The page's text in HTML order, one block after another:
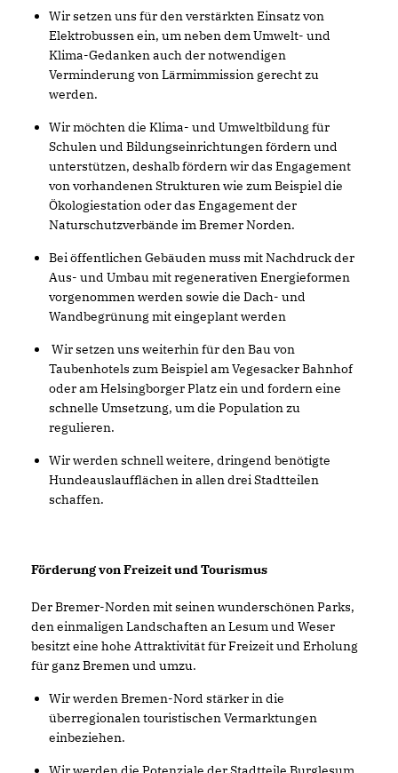
Wir setzen uns für den verstärkten Einsatz von
Elektrobussen ein, um neben dem Umwelt- und
Klima-Gedanken auch der notwendigen
Verminderung von Lärmimmission gerecht zu
werden.
Wir möchten die Klima- und Umweltbildung für
Schulen und Bildungseinrichtungen fördern und
unterstützen, deshalb fördern wir das Engagement
von vorhandenen Strukturen wie zum Beispiel die
Ökologiestation oder das Engagement der
Naturschutzverbände im Bremer Norden.
Bei öffentlichen Gebäuden muss mit Nachdruck der
Aus- und Umbau mit regenerativen Energieformen
vorgenommen werden sowie die Dach- und
Wandbegrünung mit eingeplant werden
Wir setzen uns weiterhin für den Bau von
Taubenhotels zum Beispiel am Vegesacker Bahnhof
oder am Helsingborger Platz ein und fordern eine
schnelle Umsetzung, um die Population zu
regulieren.
Wir werden schnell weitere, dringend benötigte
Hundeauslaufflächen in allen drei Stadtteilen
schaffen.
Förderung von Freizeit und Tourismus
Der Bremer-Norden mit seinen wunderschönen Parks,
den einmaligen Landschaften an Lesum und Weser
besitzt eine hohe Attraktivität für Freizeit und Erholung
für ganz Bremen und umzu.
Wir werden Bremen-Nord stärker in die
überregionalen touristischen Vermarktungen
einbeziehen.